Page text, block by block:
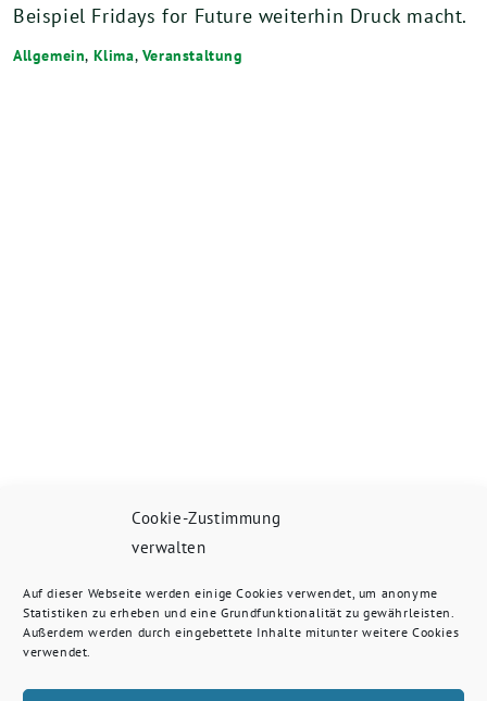
Cookie-Zustimmung
verwalten
Auf dieser Webseite werden einige Cookies verwendet, um anonyme
Statistiken zu erheben und eine Grundfunktionalität zu gewährleisten.
Außerdem werden durch eingebettete Inhalte mitunter weitere Cookies
verwendet.
Beispiel Fridays for Future weiterhin Druck macht.
Allgemein, Klima, Veranstaltung